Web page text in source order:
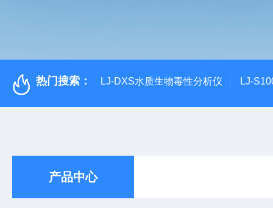
热门搜索： LJ-DXS水质生物毒性分析仪 LJ-
产品中心